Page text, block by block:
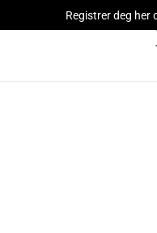
Registrer deg her